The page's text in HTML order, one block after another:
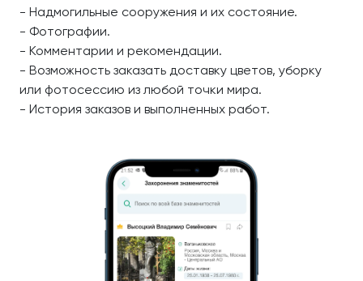
- Надмогильные сооружения и их состояние.
- Фотографии.
- Комментарии и рекомендации.
- Возможность заказать доставку цветов, уборку
или фотосессию из любой точки мира.
- История заказов и выполненных работ.